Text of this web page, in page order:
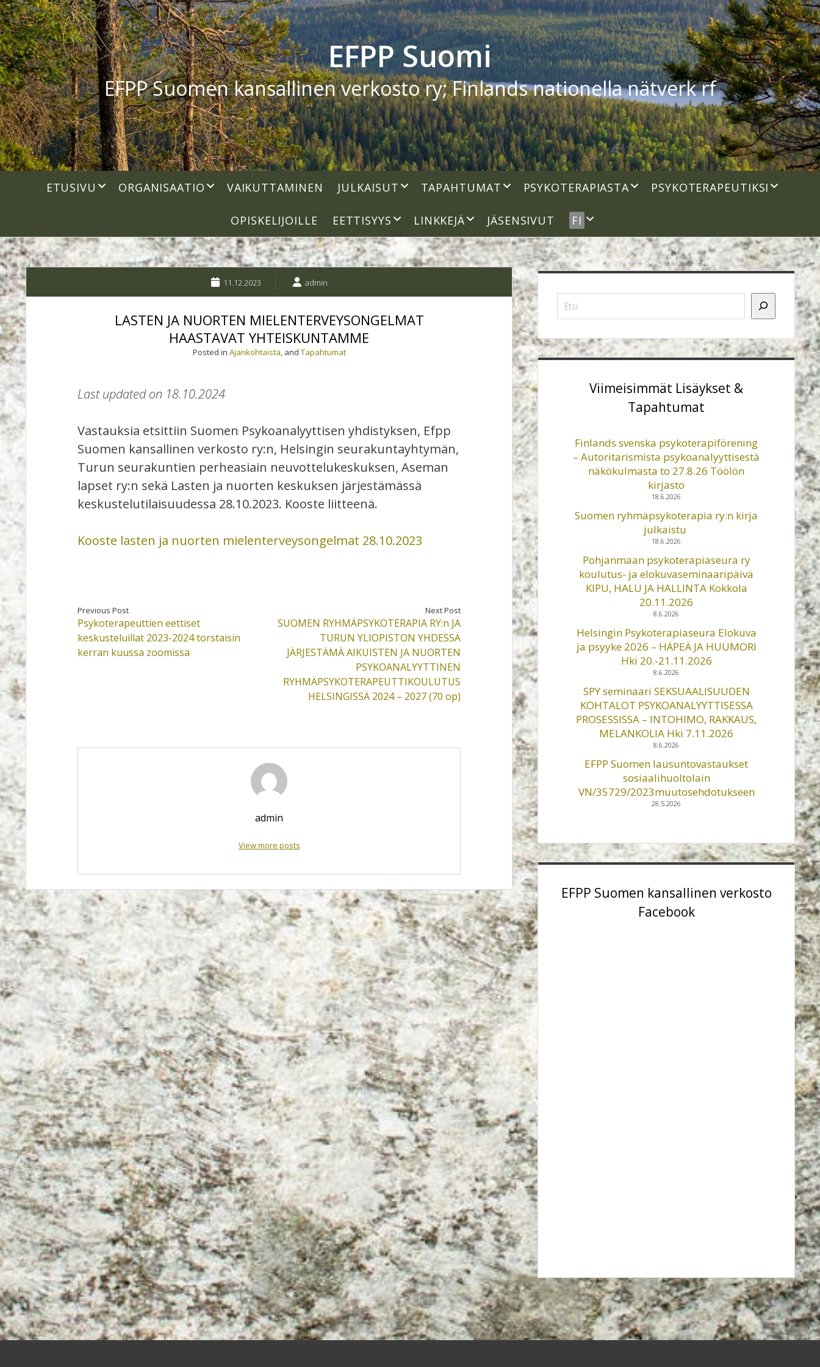
EFPP Suomi
EFPP Suomen kansallinen verkosto ry; Finlands nationella nätverk rf
ETUSIVU open
dropdown
ORGANISAATIO open
dropdown
VAIKUTTAMINEN JULKAISUT open
dropdownTAPAHTUMAT open
dropdown
PSYKOTERAPIASTAopen
dropdown
PSYKOTERAPEUTIKSI open
OPISKELIJOILLE EETTISYYS open
dropdown
menu
LINKKEJÄ open
dropdown
menu
JÄSENSIVUT FI open
menu
11.12.2023 admin
LASTEN JA NUORTEN MIELENTERVEYSONGELMAT
HAASTAVAT YHTEISKUNTAMME
Posted in Ajankohtaista, and Tapahtumat
Last updated on 18.10.2024
Vastauksia etsittiin Suomen Psykoanalyyttisen yhdistyksen, Efpp
Suomen kansallinen verkosto ry:n, Helsingin seurakuntayhtymän,
Turun seurakuntien perheasiain neuvottelukeskuksen, Aseman
lapset ry:n sekä Lasten ja nuorten keskuksen järjestämässä
keskustelutilaisuudessa 28.10.2023. Kooste liitteenä.
Kooste lasten ja nuorten mielenterveysongelmat 28.10.2023
Previous Post
Psykoterapeuttien eettiset
keskusteluillat 2023-2024 torstaisin
kerran kuussa zoomissa
Next Post
SUOMEN RYHMÄPSYKOTERAPIA RY:n JA
TURUN YLIOPISTON YHDESSÄ
JÄRJESTÄMÄ AIKUISTEN JA NUORTEN
PSYKOANALYYTTINEN
RYHMÄPSYKOTERAPEUTTIKOULUTUS
HELSINGISSÄ 2024 – 2027 (70 op)
admin
View more posts
Sidebar
Viimeisimmät Lisäykset &
Tapahtumat
Finlands svenska psykoterapiförening
– Autoritarismista psykoanalyyttisestä
näkökulmasta to 27.8.26 Töölön
kirjasto
18.6.2026
Suomen ryhmäpsykoterapia ry:n kirja
julkaistu
18.6.2026
Pohjanmaan psykoterapiaseura ry
koulutus- ja elokuvaseminaaripäivä
KIPU, HALU JA HALLINTA Kokkola
20.11.2026
8.6.2026
Helsingin Psykoterapiaseura Elokuva
ja psyyke 2026 – HÄPEÄ JA HUUMORI
Hki 20.-21.11.2026
8.6.2026
SPY seminaari SEKSUAALISUUDEN
KOHTALOT PSYKOANALYYTTISESSA
PROSESSISSA – INTOHIMO, RAKKAUS,
MELANKOLIA Hki 7.11.2026
8.6.2026
EFPP Suomen lausuntovastaukset
sosiaalihuoltolain
VN/35729/2023muutosehdotukseen
28.5.2026
EFPP Suomen kansallinen verkosto
Facebook